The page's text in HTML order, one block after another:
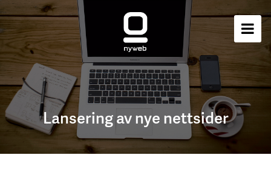
Lansering av nye nettsider